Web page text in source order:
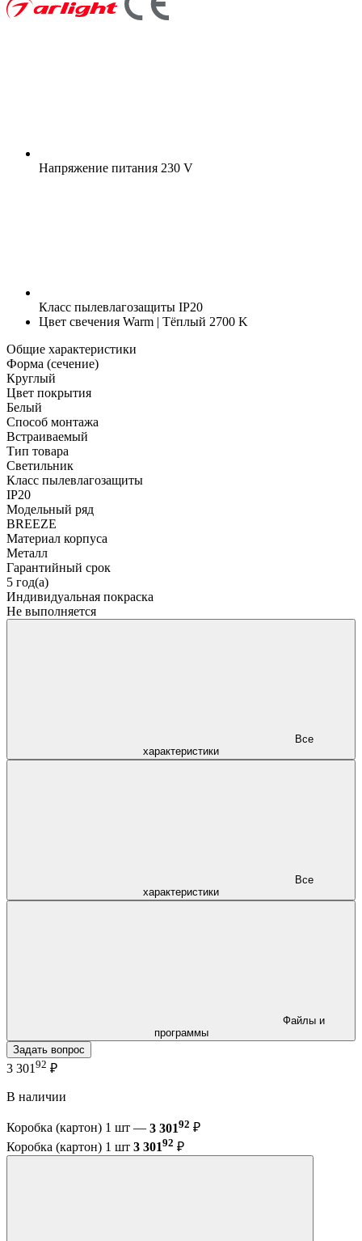
Напряжение питания 230 V
Класс пылевлагозащиты IP20
Цвет свечения Warm | Тёплый 2700 K
Общие характеристики
Форма (сечение)
Круглый
Цвет покрытия
Белый
Способ монтажа
Встраиваемый
Тип товара
Светильник
Класс пылевлагозащиты
IP20
Модельный ряд
BREEZE
Материал корпуса
Металл
Гарантийный срок
5 год(а)
Индивидуальная покраска
Не выполняется
характеристики
характеристики
программы
Задать вопрос
3 301 92 ₽
В наличии
Коробка (картон) 1 шт — 3 30192 ₽
Коробка (картон) 1 шт 3 30192 ₽